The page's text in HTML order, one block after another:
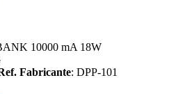
10000 mA 18W
Fabricante: DPP-101